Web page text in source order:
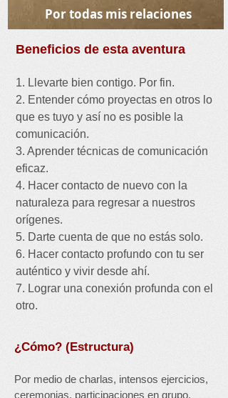
Por todas mis relaciones
Beneficios de esta aventura
1. Llevarte bien contigo. Por fin.
2. Entender cómo proyectas en otros lo
que es tuyo y así no es posible la
comunicación.
3. Aprender técnicas de comunicación
eficaz.
4. Hacer contacto de nuevo con la
naturaleza para regresar a nuestros
orígenes.
5. Darte cuenta de que no estás solo.
6. Hacer contacto profundo con tu ser
auténtico y vivir desde ahí.
7. Lograr una conexión profunda con el
otro.
¿Cómo? (Estructura)
Por medio de charlas, intensos ejercicios,
ceremonias, participaciones en grupo,